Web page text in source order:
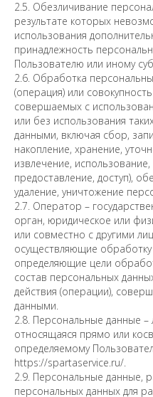
2.5. Обезличивание
результате которых
использования
принадлежность
Пользователю или иному
2.6. Обработка
(операция) или
совершаемых с
или без использования
данными, включая сбор,
накопление, хранение,
извлечение,
предоставление, доступ),
удаление, уничтожение
2.7. Оператор –
орган, юридическое или
или совместно с другими
осуществляющие
определяющие цели
состав персональных
действия (операции),
данными.
2.8. Персональные данные
относящаяся прямо или
определяемому
https://spartaservice.ru/.
2.9. Персональные данные,
персональных данных для